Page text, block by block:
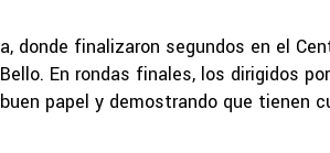
donde finalizaron segundos en el
En rondas finales, los dirigidos
papel y demostrando que tienen